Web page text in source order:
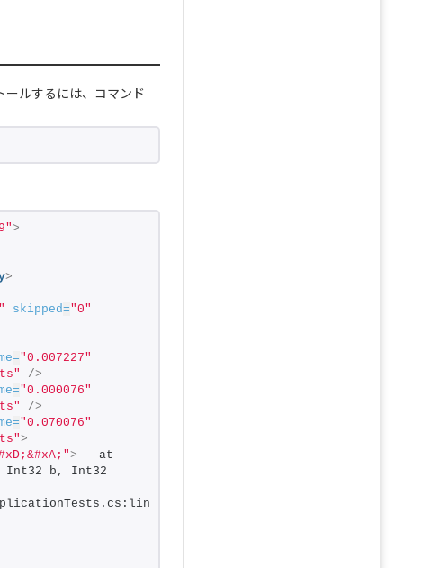
ルするには、コマンド
>
>
skipped="0"
="0.007227"
/>
="0.000076"
/>
="0.070076"
>
>
   at
Int32 b, Int32